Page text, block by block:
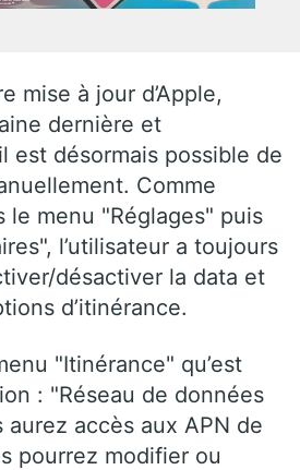
mise à jour d’Apple,
dernière et
est désormais possible de
Comme
le menu "Réglages" puis
l’utilisateur a toujours
désactiver la data et
d’itinérance.
"Itinérance" qu’est
: "Réseau de données
aurez accès aux APN de
pourrez modifier ou